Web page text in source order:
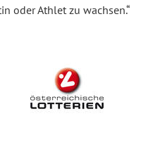
oder Athlet zu wachsen.“